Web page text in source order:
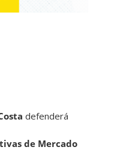
defenderá
de Mercado